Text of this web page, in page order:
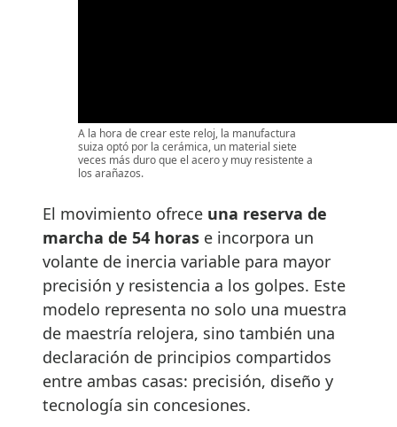
A la hora de crear este reloj, la manufactura
suiza optó por la cerámica, un material siete
veces más duro que el acero y muy resistente a
los arañazos.
El movimiento ofrece una reserva de
marcha de 54 horas e incorpora un
volante de inercia variable para mayor
precisión y resistencia a los golpes. Este
modelo representa no solo una muestra
de maestría relojera, sino también una
declaración de principios compartidos
entre ambas casas: precisión, diseño y
tecnología sin concesiones.